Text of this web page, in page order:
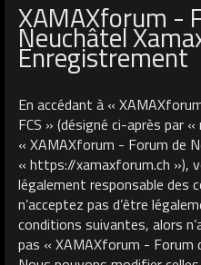
XAMAXforum -
Neuchâtel
Enregistrement
En accédant à «
FCS » (désigné ci-après par
« XAMAXforum - Forum de
« https://xamaxforum.ch »),
légalement responsable des
n’acceptez pas d’être
conditions suivantes, alors
pas « XAMAXforum - Forum